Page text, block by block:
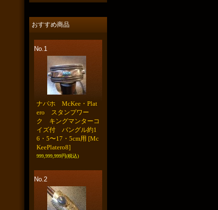
おすすめ商品
No.1
ナバホ McKee・Plat
ero スタンプワー
ク キングマンターコ
イズ付 バングル約1
6・5〜17・5cm用 [Mc
KeePlatero8]
999,999,999円(税込)
No.2